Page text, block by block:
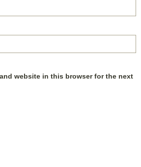
website in this browser for the next